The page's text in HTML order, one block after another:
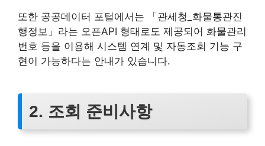
또한 공공데이터 포털에서는 「관세청_화물통관진
행정보」라는 오픈API 형태로도 제공되어 화물관리
번호 등을 이용해 시스템 연계 및 자동조회 기능 구
현이 가능하다는 안내가 있습니다.
2. 조회 준비사항